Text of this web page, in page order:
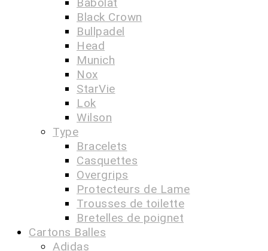
Black Crown
Bullpadel
Head
Munich
Nox
StarVie
Lok
Wilson
Type
Bracelets
Casquettes
Overgrips
Protecteurs de Lame
Trousses de toilette
Bretelles de poignet
Cartons Balles
Adidas